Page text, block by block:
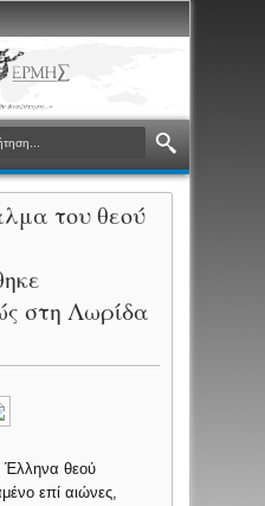
του θεού
στη Λωρίδα
Έλληνα θεού
επί αιώνες,